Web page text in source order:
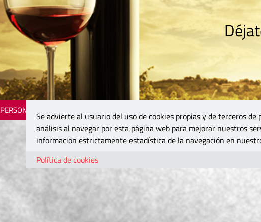
PERSONAJES
Se advierte al usuario del uso de cookies propias y de terceros de
análisis al navegar por esta página web para mejorar nuestros
información estrictamente estadística de la navegación en
Política de cookies